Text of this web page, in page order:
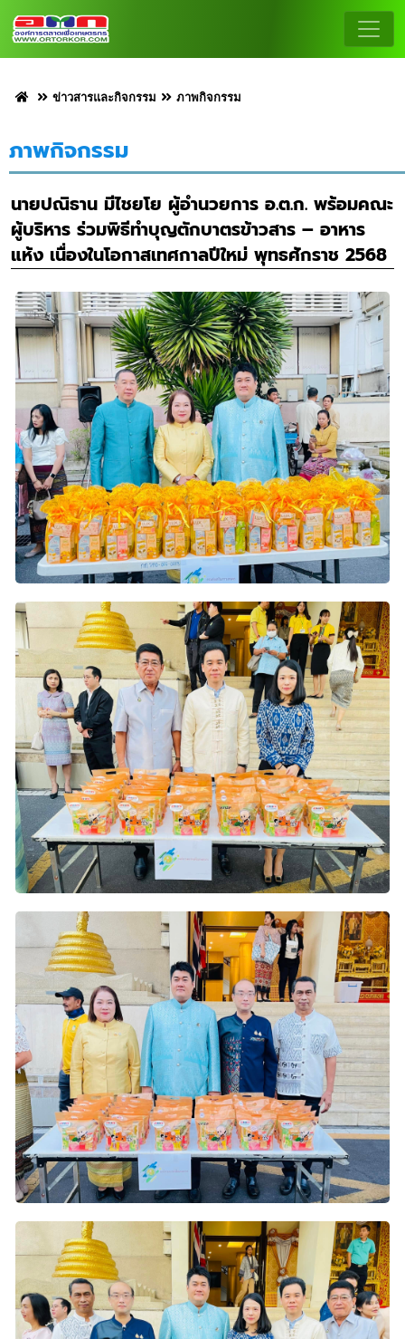
ข่าวสารและกิจกรรม ภาพกิจกรรม
ภาพกิจกรรม
นายปณิธาน มีไชยโย ผู้อำนวยการ อ.ต.ก. พร้อมคณะ
ผู้บริหาร ร่วมพิธีทำบุญตักบาตรข้าวสาร – อาหาร
แห้ง เนื่องในโอกาสเทศกาลปีใหม่ พุทธศักราช 2568